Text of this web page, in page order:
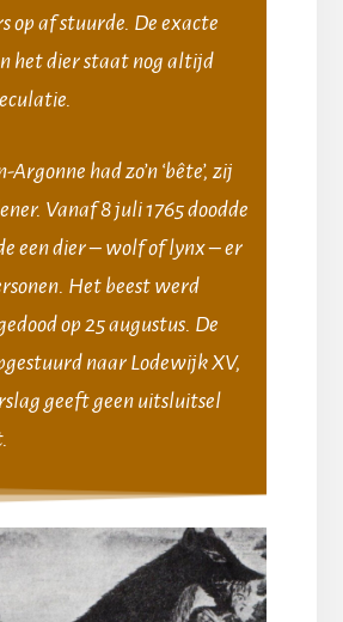
op af stuurde. De exacte
het dier staat nog altijd
had zo’n ‘bête’, zij
Vanaf 8 juli 1765 doodde
een dier – wolf of lynx – er
Het beest werd
op 25 augustus. De
naar Lodewijk XV,
geeft geen uitsluitsel